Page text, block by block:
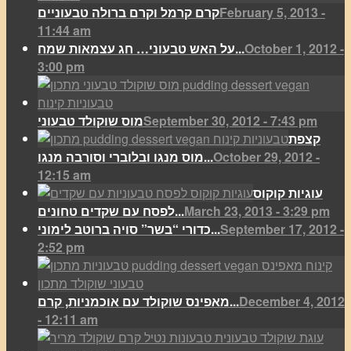
קרם קרמל וקרם ברולה טבעונייםFebruary 5, 2013 -
11:44 am
על האש טבעוני… חג עצמאות שמח...October 1, 2012 -
3:00 pm
מוס שוקולד טבעוניSeptember 30, 2012 - 7:43 pm
קצפת
מוס מנגו ובלוברי וסורבה מנגו...October 29, 2012 -
12:15 am
עוגיות קוקוס
לפסח עם שקדים טחונים...March 23, 2013 - 3:29 pm
כדורי “בשר” סויה ברוטב לימוני...September 17, 2012 -
2:52 pm
מאפינס שוקולד עם אוכמניות, קרם...December 4, 2012
- 12:11 am